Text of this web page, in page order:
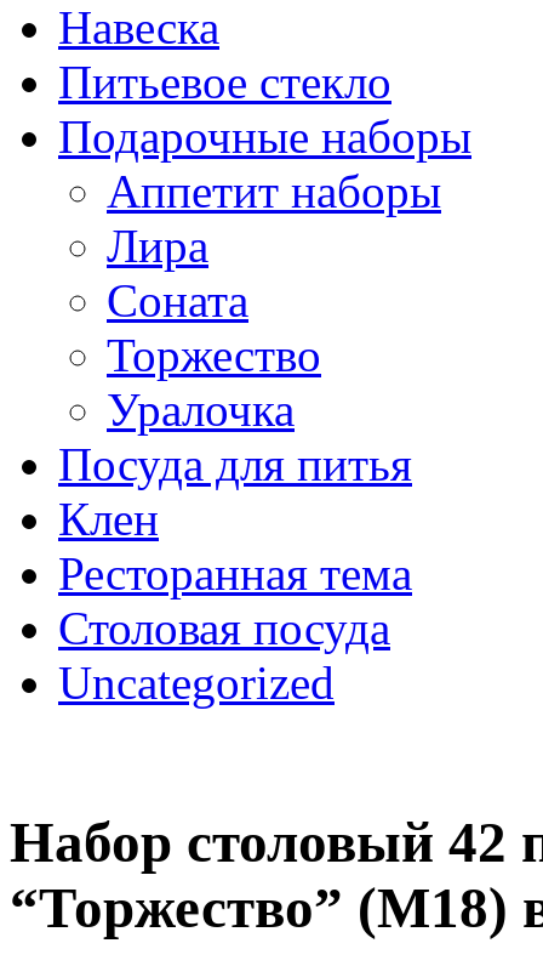
Навеска
Питьевое стекло
Подарочные наборы
Аппетит наборы
Лира
Соната
Торжество
Уралочка
Посуда для питья
Клен
Ресторанная тема
Столовая посуда
Uncategorized
Набор столовый
“Торжество” (М18)